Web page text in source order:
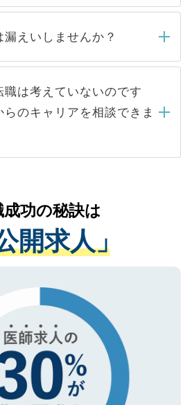
避けるため 人気のある医療機
しまうと、応募が殺到する場
が求める条件に合った人材の
会社に依頼するケースが増え
強要することは一切ありませ
に応募先から内定をいただい
必要はありません。内定先へ
はキャリアパートナーが行い
安心ください。
漏えいしませんか？
えいすることはありませんの
ださい。当サイトからの登録
たご登録者様の個人情報は、
リアアップおよび転職活動の
使用いたします。お預かりし
の個人データはご本人の許可
の取り扱いについての厳密な
たした事業者のみに付与され
シーマークを取得済みです。
いた個人情報は、SSL（デー
に関してもご安心ください。
職は考えていないのです
らのキャリアを相談できま
現在の医療機関の状況や紹介
ながら、適切なアドバイスを
きます。すぐにご転職をされ
長期的なサポートが可能です
ご登録ください。
成功の秘訣は
開求人」